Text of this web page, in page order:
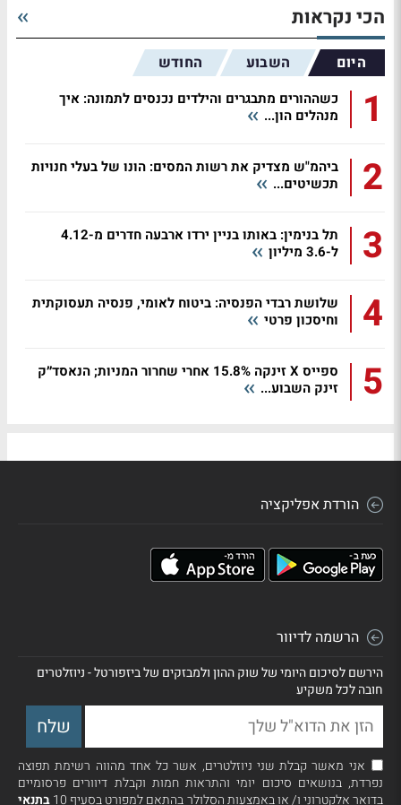
הכי נקראות
היום השבוע החודש
1
כשההורים מתבגרים והילדים נכנסים לתמונה: איך
מנהלים הון...
2
ביהמ"ש מצדיק את רשות המסים: הונו של בעלי חנויות
תכשיטים...
3
תל בנימין: באותו בניין ירדו ארבעה חדרים מ-4.12
ל-3.6 מיליון
4
שלושת רבדי הפנסיה: ביטוח לאומי, פנסיה תעסוקתית
וחיסכון פרטי
5
ספייס X זינקה 15.8% אחרי שחרור המניות; הנאסד״ק
זינק השבוע...
הורדת אפליקציה
הרשמה לדיוור
הירשם לסיכום היומי של שוק ההון ולמבזקים של ביזפורטל - ניוזלטרים
חובה לכל משקיע
אני מאשר קבלת שני ניוזלטרים, אשר כל אחד מהווה רשימת תפוצה
נפרדת, בנושאים סיכום יומי והתראות חמות וקבלת דיוורים פרסומיים
בדואר אלקטרוני ו/ או באמצעות הסלולר בהתאם למפורט בסעיף 10
בתנאי